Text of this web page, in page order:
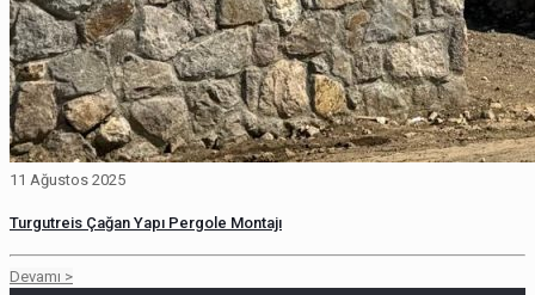
11 Ağustos 2025
Turgutreis Çağan Yapı Pergole Montajı
Devamı >